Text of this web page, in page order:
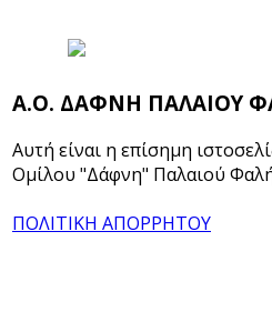
Α.Ο. ΔΑΦΝΗ ΠΑΛΑΙΟΥ
Αυτή είναι η επίσημη
Ομίλου "Δάφνη" Παλαιού
ΠΟΛΙΤΙΚΗ ΑΠΟΡΡΗΤΟΥ